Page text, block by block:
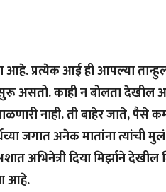
प्रत्येक आई ही आपल्या
असतो. काही न बोलता देखील
नाही. ती बाहेर जाते, पैसे
जगात अनेक मातांना त्यांची मुलं
अभिनेत्री दिया मिर्झाने देखील
आहे.